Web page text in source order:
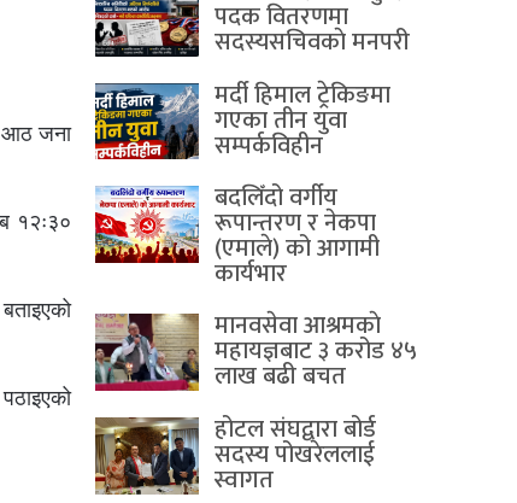
आठ जना
१२ः३०
पदक वितरणमा
सदस्यसचिवकाे मनपरी
मर्दी हिमाल ट्रेकिङमा
गएका तीन युवा
सम्पर्कविहीन
बदलिँदो वर्गीय
रूपान्तरण र नेकपा
(एमाले) को आगामी
कार्यभार
मानवसेवा आश्रमकाे‌
महायज्ञबाट ३ करोड ४५
लाख बढी बचत
होटल संघद्वारा बोर्ड
सदस्य पोखरेललाई
स्वागत